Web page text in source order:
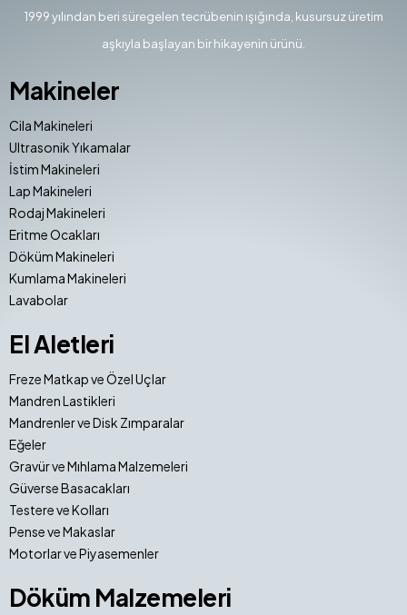
1999 yılından beri süregelen tecrübenin ışığında, kusursuz üretim
aşkıyla başlayan bir hikayenin ürünü.
Makineler
Cila Makineleri
Ultrasonik Yıkamalar
İstim Makineleri
Lap Makineleri
Rodaj Makineleri
Eritme Ocakları
Döküm Makineleri
Kumlama Makineleri
Lavabolar
El Aletleri
Freze Matkap ve Özel Uçlar
Mandren Lastikleri
Mandrenler ve Disk Zımparalar
Eğeler
Gravür ve Mıhlama Malzemeleri
Güverse Basacakları
Testere ve Kolları
Pense ve Makaslar
Motorlar ve Piyasemenler
Döküm Malzemeleri